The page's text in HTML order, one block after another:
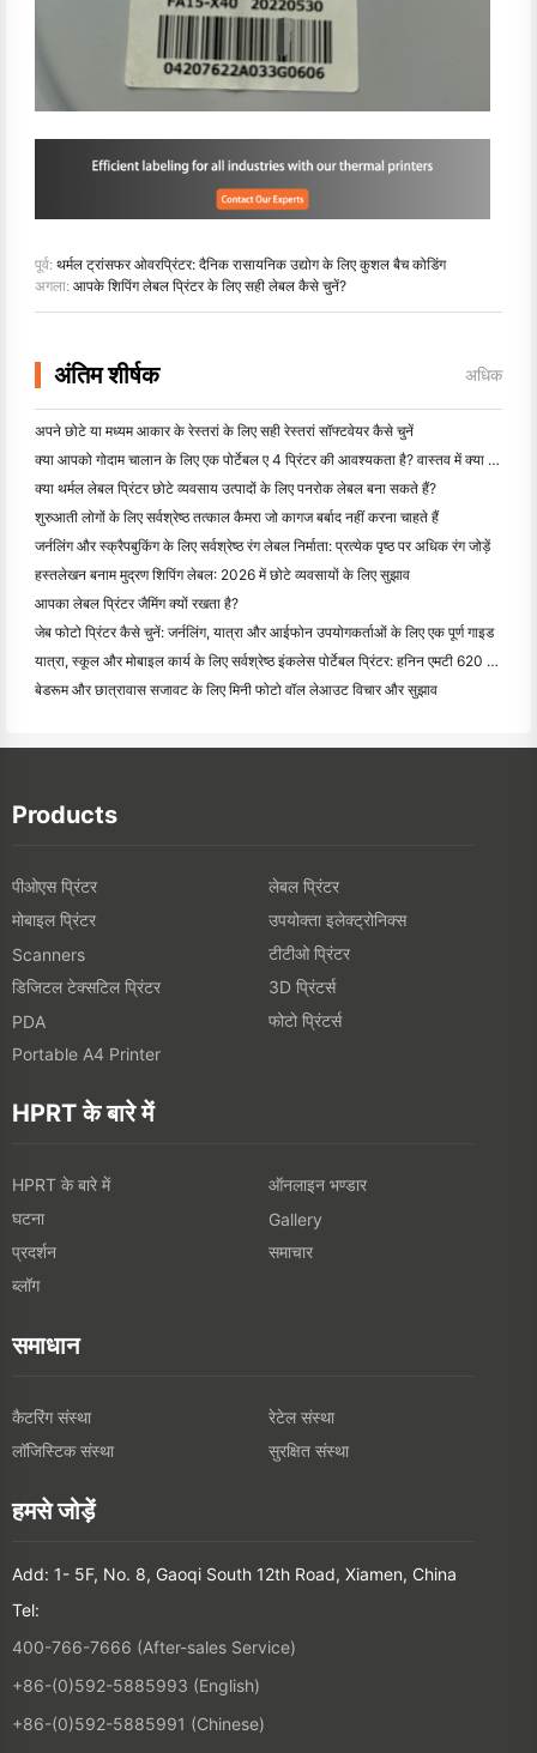
पूर्व: थर्मल ट्रांसफर ओवरप्रिंटर: दैनिक रासायनिक उद्योग के लिए कुशल बैच कोडिंग
अगला: आपके शिपिंग लेबल प्रिंटर के लिए सही लेबल कैसे चुनें?
अंतिम शीर्षक अधिक
अपने छोटे या मध्यम आकार के रेस्तरां के लिए सही रेस्तरां सॉफ्टवेयर कैसे चुनें
क्या आपको गोदाम चालान के लिए एक पोर्टेबल ए 4 प्रिंटर की आवश्यकता है? वास्तव में क्या काम करता है
क्या थर्मल लेबल प्रिंटर छोटे व्यवसाय उत्पादों के लिए पनरोक लेबल बना सकते हैं?
शुरुआती लोगों के लिए सर्वश्रेष्ठ तत्काल कैमरा जो कागज बर्बाद नहीं करना चाहते हैं
जर्नलिंग और स्क्रैपबुकिंग के लिए सर्वश्रेष्ठ रंग लेबल निर्माता: प्रत्येक पृष्ठ पर अधिक रंग जोड़ें
हस्तलेखन बनाम मुद्रण शिपिंग लेबल: 2026 में छोटे व्यवसायों के लिए सुझाव
आपका लेबल प्रिंटर जैमिंग क्यों रखता है?
जेब फोटो प्रिंटर कैसे चुनें: जर्नलिंग, यात्रा और आईफोन उपयोगकर्ताओं के लिए एक पूर्ण गाइड
यात्रा, स्कूल और मोबाइल कार्य के लिए सर्वश्रेष्ठ इंकलेस पोर्टेबल प्रिंटर: हनिन एमटी 620 प्रो समीक्षा
बेडरूम और छात्रावास सजावट के लिए मिनी फोटो वॉल लेआउट विचार और सुझाव
Products
पीओएस प्रिंटर
लेबल प्रिंटर
मोबाइल प्रिंटर
उपयोक्ता इलेक्ट्रोनिक्स
Scanners
टीटीओ प्रिंटर
डिजिटल टेक्सटिल प्रिंटर
3D प्रिंटर्स
PDA
फोटो प्रिंटर्स
Portable A4 Printer
HPRT के बारे में
HPRT के बारे में
ऑनलाइन भण्डार
घटना
Gallery
प्रदर्शन
समाचार
ब्लॉग
समाधान
कैटरिंग संस्था
रेटेल संस्था
लॉजिस्टिक संस्था
सुरक्षित संस्था
हमसे जोड़ें
Add: 1- 5F, No. 8, Gaoqi South 12th Road, Xiamen, China
Tel:
400-766-7666 (After-sales Service)
+86-(0)592-5885993 (English)
+86-(0)592-5885991 (Chinese)